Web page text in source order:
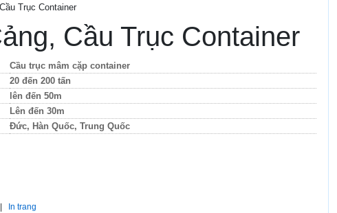
Trục Container
Cầu Trục Container
Cầu trục mâm cặp container
20 đến 200 tấn
lên đến 50m
Lên đến 30m
Đức, Hàn Quốc, Trung Quốc
In trang